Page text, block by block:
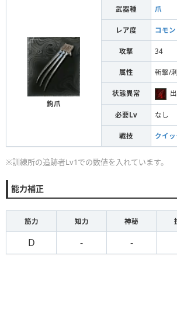
鉤爪
武器種 爪
レア度 コモン
攻撃 34
属性 斬擊/
状態異常
必要Lv なし
戦技 クイ
※訓練所の追跡者Lv1での数値を入れています。
能力補正
筋力 知力 神秘
D - -